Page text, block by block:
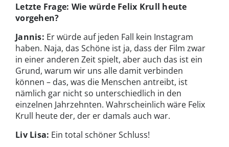
Letzte Frage: Wie würde Felix Krull heute
vorgehen?
Jannis: Er würde auf jeden Fall kein Instagram
haben. Naja, das Schöne ist ja, dass der Film zwar
in einer anderen Zeit spielt, aber auch das ist ein
Grund, warum wir uns alle damit verbinden
können – das, was die Menschen antreibt, ist
nämlich gar nicht so unterschiedlich in den
einzelnen Jahrzehnten. Wahrscheinlich wäre Felix
Krull heute der, der er damals auch war.
Liv Lisa: Ein total schöner Schluss!